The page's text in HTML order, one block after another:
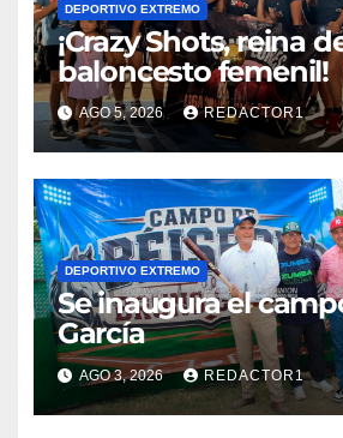
DEPORTIVO EXTREMO
¡Crazy Shots, reina
baloncesto femenil!
AGO 5, 2026 REDACTOR1
DEPORTIVO EXTREMO
Se inaugura el
García
AGO 3, 2026 REDACTOR1